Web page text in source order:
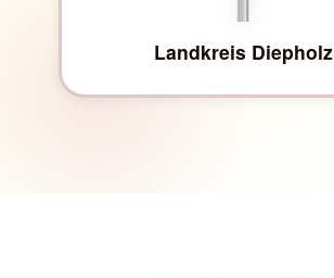
Landkreis Diepholz